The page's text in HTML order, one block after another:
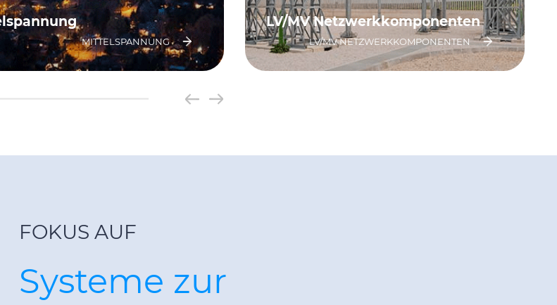
MITTELSPANNUNG
LV/MV Netzwerkkomponenten
LV/MV NETZWERKKOMPONENTEN
FOKUS AUF
Systeme zur